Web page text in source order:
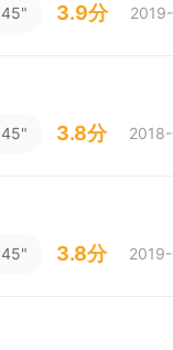
45" 3.9分
45" 3.8分
45" 3.8分